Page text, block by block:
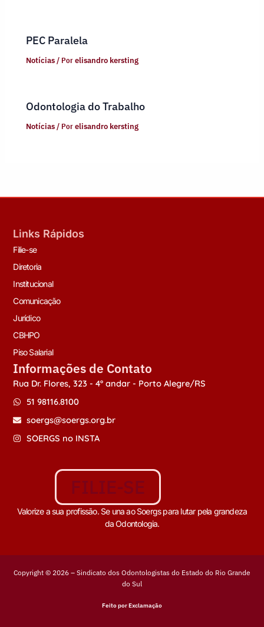
PEC Paralela
Notícias/ Porelisandro kersting
Odontologia do Trabalho
Notícias/ Porelisandro kersting
Links Rápidos
Filie-se
Diretoria
Institucional
Comunicação
Jurídico
CBHPO
Piso Salarial
Informações de Contato
Rua Dr. Flores, 323 - 4º andar - Porto Alegre/RS
51 98116.8100
soergs@soergs.org.br
SOERGS no INSTA
FILIE-SE
Valorize a sua profissão. Se una ao Soergs para lutar pela grandeza
da Odontologia.
Copyright © 2026 – Sindicato dos Odontologistas do Estado do Rio Grande
do Sul
Feito por Exclamação